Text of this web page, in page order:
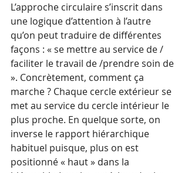
L’approche circulaire s’inscrit dans
une logique d’attention à l’autre
qu’on peut traduire de différentes
façons : « se mettre au service de /
faciliter le travail de /prendre soin de
». Concrètement, comment ça
marche ? Chaque cercle extérieur se
met au service du cercle intérieur le
plus proche. En quelque sorte, on
inverse le rapport hiérarchique
habituel puisque, plus on est
positionné « haut » dans la